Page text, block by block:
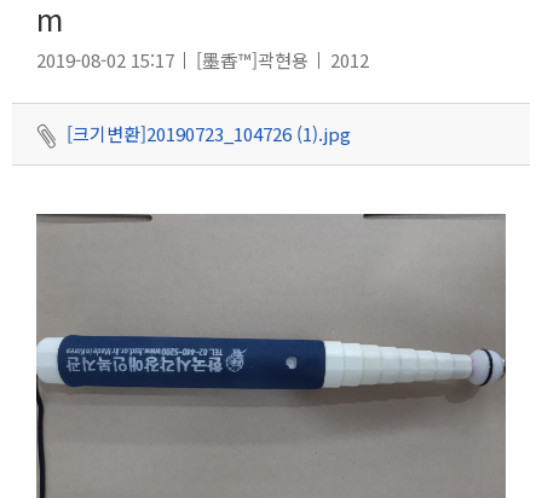
m
2019-08-02 15:17 [墨香™]곽현용 2012
[크기변환]20190723_104726 (1).jpg